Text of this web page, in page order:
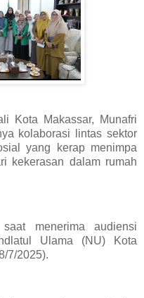
Kota Makassar, Munafri
kolaborasi lintas sektor
yang kerap menimpa
kekerasan dalam rumah
menerima audiensi
Ulama (NU) Kota
7/2025).